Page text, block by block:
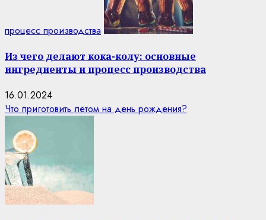
процесс производства
Из чего делают кока-колу: основные
ингредиенты и процесс производства
16.01.2024
Что приготовить летом на день рождения?